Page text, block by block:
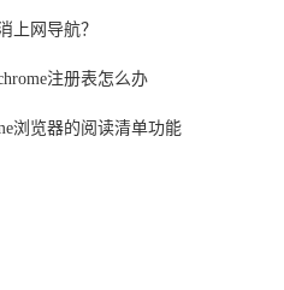
上网导航？
注册表怎么办
浏览器的阅读清单功能